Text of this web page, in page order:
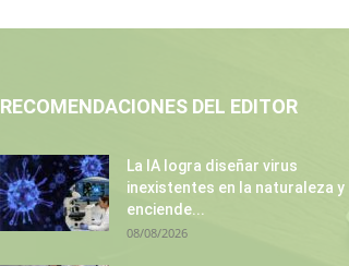
RECOMENDACIONES DEL EDITOR
La IA logra diseñar virus
inexistentes en la naturaleza y
enciende...
08/08/2026